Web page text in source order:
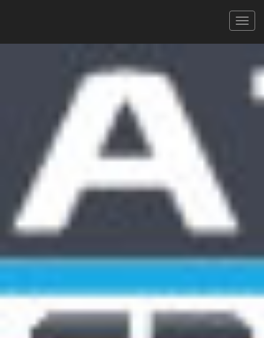
TRAIL DU SALAGOU 14/10/2023
LE TOUR DU SALAGOU - 26 KM
Signaler une erreur XLS PDF
FILTRER
Tous
Hommes
Faites défiler pour voir toutes les colonnes
Do. Sexe
Catégorie
2 626 GRANIER VINCENT M M0
CHABAT JULIEN SE